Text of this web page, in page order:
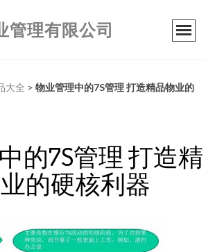
管理有限公司
大全 > 物业管理中的7S管理 打造精品物业的
的7S管理 打造精
的硬核利器